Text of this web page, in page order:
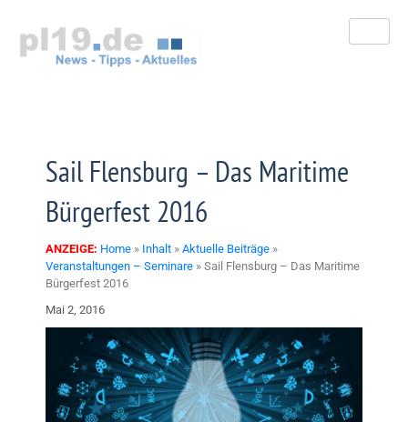
springen
Sail Flensburg – Das Maritime
Bürgerfest 2016
ANZEIGE: Home » Inhalt » Aktuelle Beiträge »
Veranstaltungen – Seminare » Sail Flensburg – Das Maritime
Bürgerfest 2016
Mai 2, 2016